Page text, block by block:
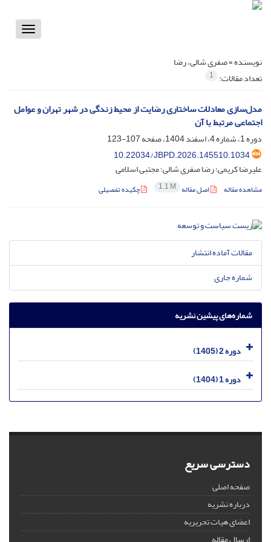
Toggle
نویسنده =صفری شالی، رضا
تعداد مقالات: 1
مدل‌سازی معادلات ساختاری رضایت از محیط زندگی در شهر تهران و عوامل
اجتماعی مرتبط با آن
دوره 1، شماره 4، اسفند 1404، صفحه
107-123
10.22034/JBPD.2026.145510.1034
علیرضا کریمی؛ رضا صفری شالی؛ مجتبی اسلامی
مشاهده مقاله اصل مقاله 1.1 M چکیده تفصیلی
مقالات آماده انتشار
شماره جاری
شماره‌های پیشین نشریه
دوره 2 (1405)
دوره 1 (1404)
دسترسی سریع
صفحه اصلی
درباره نشریه
اعضای هیات تحریریه